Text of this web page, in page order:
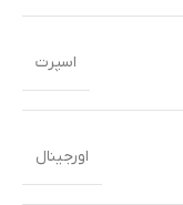
اسپرت
اورجینال